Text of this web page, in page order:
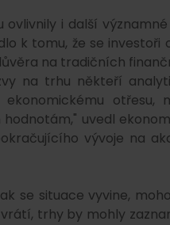
i další
k tomu, že se
na tradičních
na trhu někteří
ekonomickému
uvedl
vývoje na
se situace vyvine,
trhy by mohly